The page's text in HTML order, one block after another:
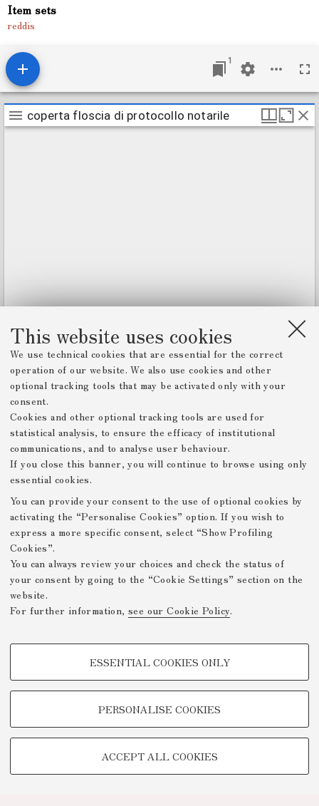
This website uses cookies
We use technical cookies that are essential for the correct
operation of our website. We also use cookies and other
optional tracking tools that may be activated only with your
consent.
Cookies and other optional tracking tools are used for
statistical analysis, to ensure the efficacy of institutional
communications, and to analyse user behaviour.
If you close this banner, you will continue to browse using only
essential cookies.
You can provide your consent to the use of optional cookies by
activating the “Personalise Cookies” option. If you wish to
express a more specific consent, select “Show Profiling
Cookies”.
You can always review your choices and check the status of
your consent by going to the “Cookie Settings” section on the
website.
For further information, see our Cookie Policy.
PROFILING COOKIES - OPTIONAL
Show profiling cookies
Vimeo
TECHNICAL COOKIES -
ESSENTIAL COOKIES ONLY
PERSONALISE COOKIES
ACCEPT ALL COOKIES
Item sets
reddis
1
M
e
coperta floscia di protocollo notarile
coperta floscia di protocollo notarile